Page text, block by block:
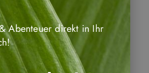
Kolumbien
Abenteuer direkt in Ihr